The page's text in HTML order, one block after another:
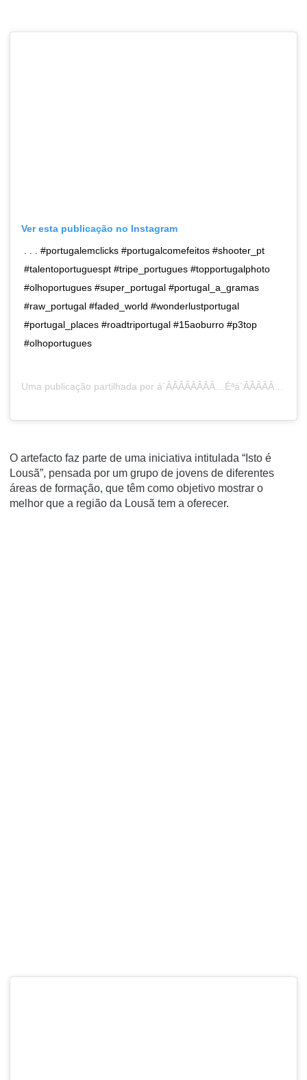
Ver esta publicação no Instagram
. . . #portugalemclicks #portugalcomefeitos #shooter_pt
#talentoportuguespt #tripe_portugues #topportugalphoto
#olhoportugues #super_portugal #portugal_a_gramas
#raw_portugal #faded_world #wonderlustportugal
#portugal_places #roadtriportugal #15aoburro #p3top
#olhoportugues
Uma publicação partilhada por á´ÂÂÂÂÂÂÂÂ…Éªá´ÂÂÂÂÂÂÂÂÉ¢á´ÂÂÂÂÂÂÂÂ á´ÂÂÂÂÂÂÂÂá´ÂÂÂÂÂÂÂÂÊÂÂÂÂÂÂÂÂ€É¢á´ÂÂÂÂÂÂÂÂ€á´ÂÂÂÂÂÂÂÂ…á´ÂÂÂÂÂÂÂÂ
O artefacto faz parte de uma iniciativa intitulada “Isto é
Lousã”, pensada por um grupo de jovens de diferentes
áreas de formação, que têm como objetivo mostrar o
melhor que a região da Lousã tem a oferecer.